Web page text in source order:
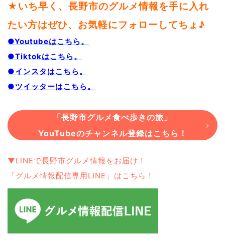
★いち早く、長野市のグルメ情報を手に入れ
たい方はぜひ、お気軽にフォローしてちょ♪
●Youtubeはこちら。
●Tiktokはこちら。
●インスタはこちら。
●ツイッターはこちら。
「長野市グルメ食べ歩きの旅」
YouTubeのチャンネル登録はこちら！
▼LINEで長野市グルメ情報をお届け！
「グルメ情報配信専用LINE」はこちら！